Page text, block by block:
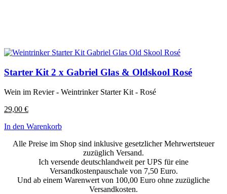
Starter Kit 2 x Gabriel Glas & Oldskool Rosé
Wein im Revier - Weintrinker Starter Kit - Rosé
29,00 €
In den Warenkorb
Alle Preise im Shop sind inklusive gesetzlicher Mehrwertsteuer
zuzüglich Versand.
Ich versende deutschlandweit per UPS für eine
Versandkostenpauschale von 7,50 Euro.
Und ab einem Warenwert von 100,00 Euro ohne zuzügliche
Versandkosten.